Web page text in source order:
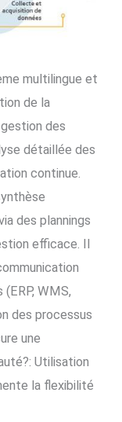
multilingue et
de la
des
détaillée des
continue.
des plannings
efficace. Il
WMS,
des processus
une
Utilisation
la flexibilité